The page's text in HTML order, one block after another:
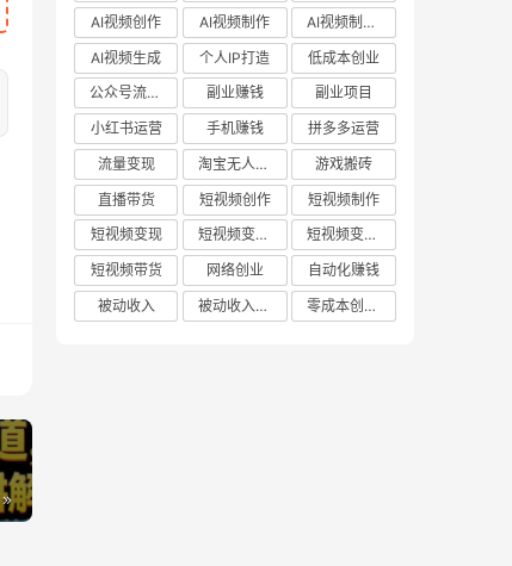
AI视频创作
AI视频制作
AI视频制作教程
AI视频生成
个人IP打造
低成本创业
公众号流量主
副业赚钱
副业项目
小红书运营
手机赚钱
拼多多运营
流量变现
淘宝无人直播
游戏搬砖
直播带货
短视频创作
短视频制作
短视频变现
短视频变现技巧
短视频变现方法
短视频带货
网络创业
自动化赚钱
被动收入
被动收入项目 零成本创业项目